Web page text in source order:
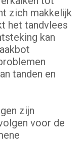
zich makkelijk
het tandvlees
kan
tanden en
zijn
voor de